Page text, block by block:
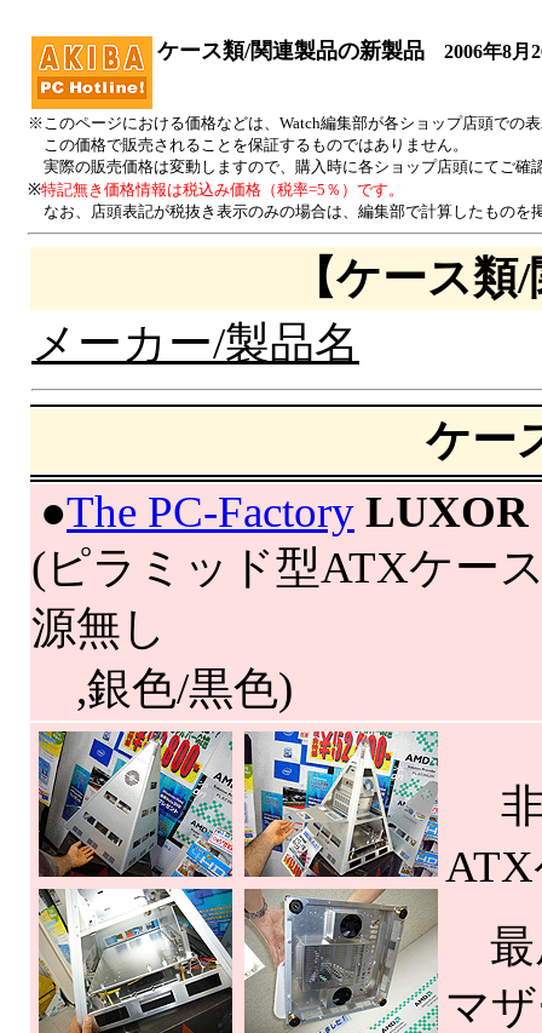
ケース類/関連製品の新製品 2006年8月
※このページにおける価格などは、Watch編集部が各ショップ店頭での
この価格で販売されることを保証するものではありません。
実際の販売価格は変動しますので、購入時に各ショップ店頭にてご確
※特記無き価格情報は税込み価格（税率=5％）です。
なお、店頭表記が税抜き表示のみの場合は、編集部で計算したものを
【ケース
メーカー/製品名
ケー
●The PC-Factory LUXOR
(ピラミッド型ATXケー
源無し
,銀色/黒色)
非
最
マ